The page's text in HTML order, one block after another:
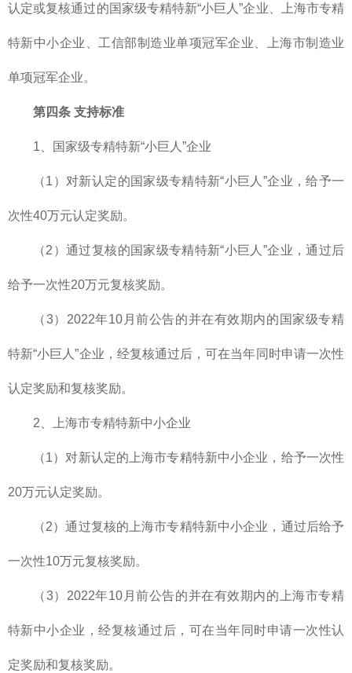
认定或复核通过的国家级专精特新“小巨人”企业、上海市专精
特新中小企业、工信部制造业单项冠军企业、上海市制造业
单项冠军企业。
第四条 支持标准
1、国家级专精特新“小巨人”企业
（1）对新认定的国家级专精特新“小巨人”企业，给予一
次性40万元认定奖励。
（2）通过复核的国家级专精特新“小巨人”企业，通过后
给予一次性20万元复核奖励。
（3）2022年10月前公告的并在有效期内的国家级专精
特新“小巨人”企业，经复核通过后，可在当年同时申请一次性
认定奖励和复核奖励。
2、上海市专精特新中小企业
（1）对新认定的上海市专精特新中小企业，给予一次性
20万元认定奖励。
（2）通过复核的上海市专精特新中小企业，通过后给予
一次性10万元复核奖励。
（3）2022年10月前公告的并在有效期内的上海市专精
特新中小企业，经复核通过后，可在当年同时申请一次性认
定奖励和复核奖励。